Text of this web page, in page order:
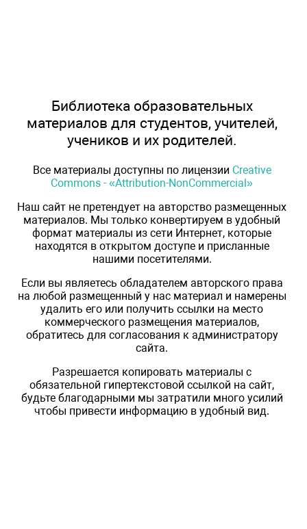
Библиотека образовательных
материалов для студентов, учителей,
учеников и их родителей.
Все материалы доступны по лицензии Creative
Commons - «Attribution-NonCommercial»
Наш сайт не претендует на авторство размещенных
материалов. Мы только конвертируем в удобный
формат материалы из сети Интернет, которые
находятся в открытом доступе и присланные
нашими посетителями.
Если вы являетесь обладателем авторского права
на любой размещенный у нас материал и намерены
удалить его или получить ссылки на место
коммерческого размещения материалов,
обратитесь для согласования к администратору
сайта.
Разрешается копировать материалы с
обязательной гипертекстовой ссылкой на сайт,
будьте благодарными мы затратили много усилий
чтобы привести информацию в удобный вид.